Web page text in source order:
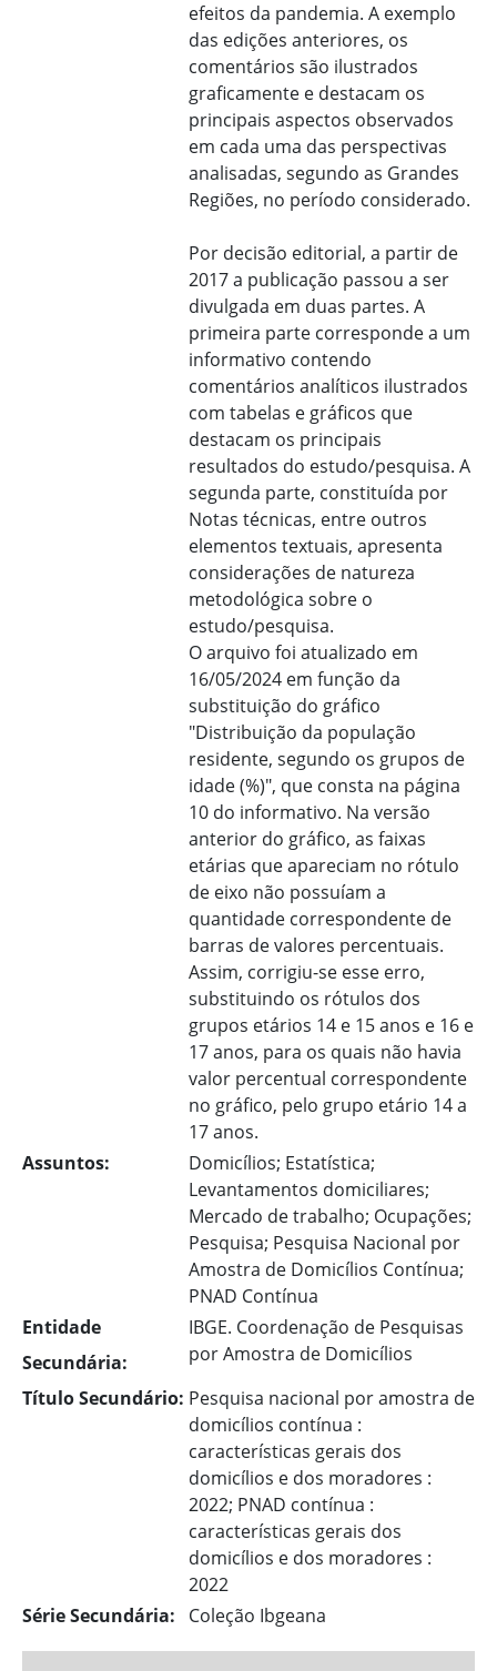
efeitos da pandemia. A exemplo
das edições anteriores, os
comentários são ilustrados
graficamente e destacam os
principais aspectos observados
em cada uma das perspectivas
analisadas, segundo as Grandes
Regiões, no período considerado.
Por decisão editorial, a partir de
2017 a publicação passou a ser
divulgada em duas partes. A
primeira parte corresponde a um
informativo contendo
comentários analíticos ilustrados
com tabelas e gráficos que
destacam os principais
resultados do estudo/pesquisa. A
segunda parte, constituída por
Notas técnicas, entre outros
elementos textuais, apresenta
considerações de natureza
metodológica sobre o
estudo/pesquisa.
O arquivo foi atualizado em
16/05/2024 em função da
substituição do gráfico
"Distribuição da população
residente, segundo os grupos de
idade (%)", que consta na página
10 do informativo. Na versão
anterior do gráfico, as faixas
etárias que apareciam no rótulo
de eixo não possuíam a
quantidade correspondente de
barras de valores percentuais.
Assim, corrigiu-se esse erro,
substituindo os rótulos dos
grupos etários 14 e 15 anos e 16 e
17 anos, para os quais não havia
valor percentual correspondente
no gráfico, pelo grupo etário 14 a
17 anos.
Assuntos:
Domicílios; Estatística;
Levantamentos domiciliares;
Mercado de trabalho; Ocupações;
Pesquisa; Pesquisa Nacional por
Amostra de Domicílios Contínua;
PNAD Contínua
Entidade
Secundária:
IBGE. Coordenação de Pesquisas
por Amostra de Domicílios
Título Secundário: Pesquisa nacional por amostra de
domicílios contínua :
características gerais dos
domicílios e dos moradores :
2022; PNAD contínua :
características gerais dos
domicílios e dos moradores :
2022
Série Secundária:
Coleção Ibgeana